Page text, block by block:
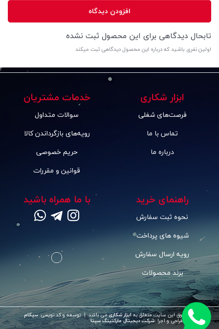
افزودن دیدگاه
تابحال دیدگاهی برای این محصول ثبت نشده
اولین نفری باشید که درباره این محصول دیدگاهی ثبت میکند
ابزار شکاری
فرصت‌های شغلی
تماس با ما
درباره ما
خدمات مشتریان
سوالات متداول
رویه‌های بازگرداندن کالا
حریم خصوصی
قوانین و مقررات
راهنمای خرید
نحوه ثبت سفارش
شیوه های پرداخت
رویه ارسال سفارش
برند محصولات
با ما همراه باشید
© تمامی حقوق این سایت متعلق بهابزار شکاریمی باشد. | توسعه و کد نویسی:سپکام
سیستم طراحی و اجرا:شرکت دیجیتال مارکتینگ سپتا